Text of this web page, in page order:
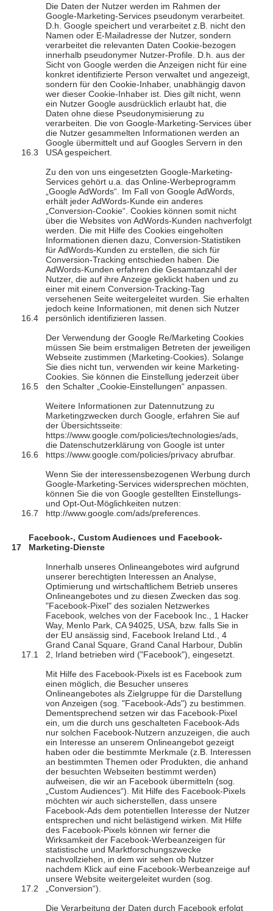
Die Daten der Nutzer werden im Rahmen der
Google-Marketing-Services pseudonym verarbeitet.
D.h. Google speichert und verarbeitet z.B. nicht den
Namen oder E-Mailadresse der Nutzer, sondern
verarbeitet die relevanten Daten Cookie-bezogen
innerhalb pseudonymer Nutzer-Profile. D.h. aus der
Sicht von Google werden die Anzeigen nicht für eine
konkret identifizierte Person verwaltet und angezeigt,
sondern für den Cookie-Inhaber, unabhängig davon
wer dieser Cookie-Inhaber ist. Dies gilt nicht, wenn
ein Nutzer Google ausdrücklich erlaubt hat, die
Daten ohne diese Pseudonymisierung zu
verarbeiten. Die von Google-Marketing-Services über
die Nutzer gesammelten Informationen werden an
Google übermittelt und auf Googles Servern in den
USA gespeichert.
Zu den von uns eingesetzten Google-Marketing-
Services gehört u.a. das Online-Werbeprogramm
„Google AdWords“. Im Fall von Google AdWords,
erhält jeder AdWords-Kunde ein anderes
„Conversion-Cookie“. Cookies können somit nicht
über die Websites von AdWords-Kunden nachverfolgt
werden. Die mit Hilfe des Cookies eingeholten
Informationen dienen dazu, Conversion-Statistiken
für AdWords-Kunden zu erstellen, die sich für
Conversion-Tracking entschieden haben. Die
AdWords-Kunden erfahren die Gesamtanzahl der
Nutzer, die auf ihre Anzeige geklickt haben und zu
einer mit einem Conversion-Tracking-Tag
versehenen Seite weitergeleitet wurden. Sie erhalten
jedoch keine Informationen, mit denen sich Nutzer
persönlich identifizieren lassen.
Der Verwendung der Google Re/Marketing Cookies
müssen Sie beim erstmaligen Betreten der jeweiligen
Webseite zustimmen (Marketing-Cookies). Solange
Sie dies nicht tun, verwenden wir keine Marketing-
Cookies. Sie können die Einstellung jederzeit über
den Schalter „Cookie-Einstellungen“ anpassen.
Weitere Informationen zur Datennutzung zu
Marketingzwecken durch Google, erfahren Sie auf
der Übersichtsseite:
https://www.google.com/policies/technologies/ads,
die Datenschutzerklärung von Google ist unter
https://www.google.com/policies/privacy abrufbar.
Wenn Sie der interessensbezogenen Werbung durch
Google-Marketing-Services widersprechen möchten,
können Sie die von Google gestellten Einstellungs-
und Opt-Out-Möglichkeiten nutzen:
http://www.google.com/ads/preferences.
Facebook-, Custom Audiences und Facebook-
Marketing-Dienste
Innerhalb unseres Onlineangebotes wird aufgrund
unserer berechtigten Interessen an Analyse,
Optimierung und wirtschaftlichem Betrieb unseres
Onlineangebotes und zu diesen Zwecken das sog.
"Facebook-Pixel" des sozialen Netzwerkes
Facebook, welches von der Facebook Inc., 1 Hacker
Way, Menlo Park, CA 94025, USA, bzw. falls Sie in
der EU ansässig sind, Facebook Ireland Ltd., 4
Grand Canal Square, Grand Canal Harbour, Dublin
2, Irland betrieben wird ("Facebook"), eingesetzt.
Mit Hilfe des Facebook-Pixels ist es Facebook zum
einen möglich, die Besucher unseres
Onlineangebotes als Zielgruppe für die Darstellung
von Anzeigen (sog. "Facebook-Ads") zu bestimmen.
Dementsprechend setzen wir das Facebook-Pixel
ein, um die durch uns geschalteten Facebook-Ads
nur solchen Facebook-Nutzern anzuzeigen, die auch
ein Interesse an unserem Onlineangebot gezeigt
haben oder die bestimmte Merkmale (z.B. Interessen
an bestimmten Themen oder Produkten, die anhand
der besuchten Webseiten bestimmt werden)
aufweisen, die wir an Facebook übermitteln (sog.
„Custom Audiences“). Mit Hilfe des Facebook-Pixels
möchten wir auch sicherstellen, dass unsere
Facebook-Ads dem potentiellen Interesse der Nutzer
entsprechen und nicht belästigend wirken. Mit Hilfe
des Facebook-Pixels können wir ferner die
Wirksamkeit der Facebook-Werbeanzeigen für
statistische und Marktforschungszwecke
nachvollziehen, in dem wir sehen ob Nutzer
nachdem Klick auf eine Facebook-Werbeanzeige auf
unsere Website weitergeleitet wurden (sog.
„Conversion“).
Die Verarbeitung der Daten durch Facebook erfolgt